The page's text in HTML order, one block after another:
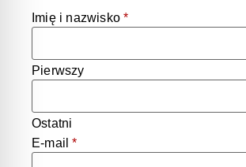
Imię i nazwisko*
Pierwszy
Ostatni
E-mail*